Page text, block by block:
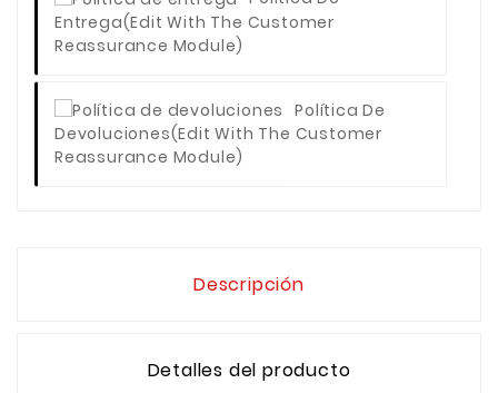
Entrega(edit With The Customer
Reassurance Module)
Política De
Devoluciones(edit With The Customer
Reassurance Module)
Descripción
Detalles del producto